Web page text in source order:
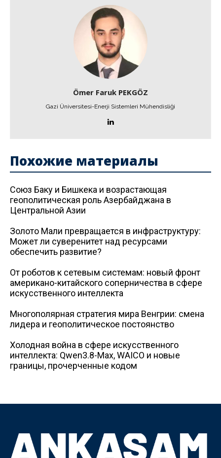
Ömer Faruk PEKGÖZ
Gazi Üniversitesi-Enerji Sistemleri Mühendisliği
Похожие материалы
Союз Баку и Бишкека и возрастающая
геополитическая роль Азербайджана в
Центральной Азии
Золото Мали превращается в инфраструктуру:
Может ли суверенитет над ресурсами
обеспечить развитие?
От роботов к сетевым системам: новый фронт
американо-китайского соперничества в сфере
искусственного интеллекта
Многополярная стратегия мира Венгрии: смена
лидера и геополитическое постоянство
Холодная война в сфере искусственного
интеллекта: Qwen3.8-Max, WAICO и новые
границы, прочерченные кодом